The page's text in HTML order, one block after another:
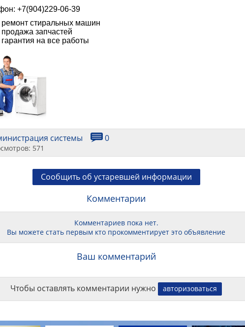
+7(904)229-06-39
ремонт стиральных машин
продажа запчастей
гарантия на все работы
системы 0
571
Сообщить об устаревшей информации
Комментарии
Комментариев пока нет.
Вы можете стать первым кто прокомментирует это объявление
Ваш комментарий
Чтобы оставлять комментарии нужно авторизоваться